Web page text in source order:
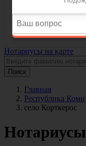
Нотариусы на карте
Поиск
Главная
Республика Коми
село Корткерос